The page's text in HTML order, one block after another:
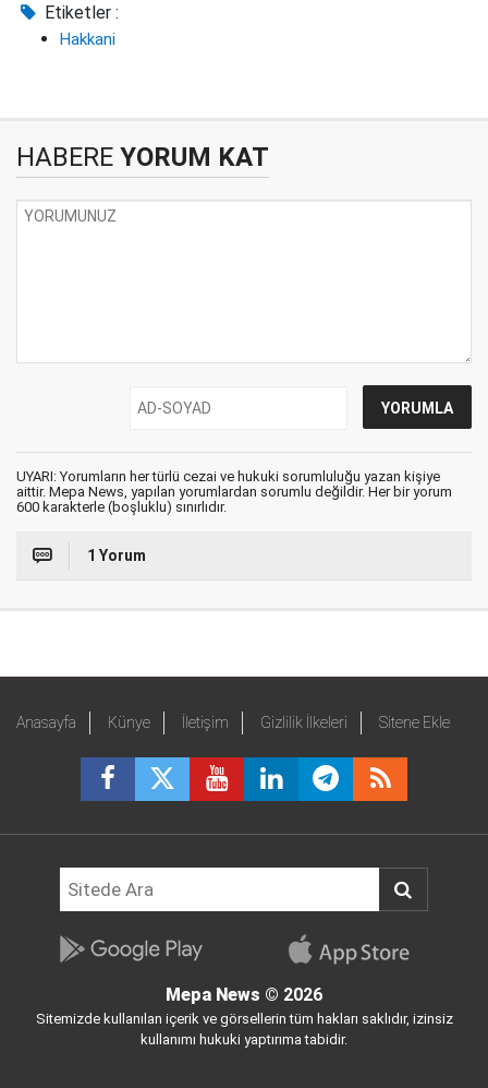
Etiketler :
Hakkani
HABERE YORUM KAT
UYARI: Yorumların her türlü cezai ve hukuki sorumluluğu yazan kişiye
aittir. Mepa News, yapılan yorumlardan sorumlu değildir. Her bir yorum
600 karakterle (boşluklu) sınırlıdır.
1 Yorum
Anasayfa Künye İletişim Gizlilik İlkeleri Sitene Ekle
Mepa News © 2026
Sitemizde kullanılan içerik ve görsellerin tüm hakları saklıdır, izinsiz
kullanımı hukuki yaptırıma tabidir.